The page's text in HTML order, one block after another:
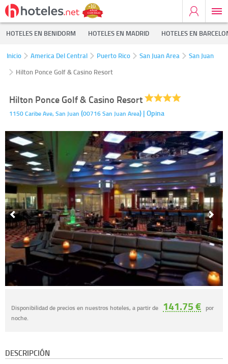
HOTELES EN BENIDORM HOTELES EN MADRID HOTELES EN
Inicio America Del Central Puerto Rico San Juan Area
San Juan
Hilton Ponce Golf & Casino Resort
Hilton Ponce Golf & Casino Resort
1150 Caribe Ave,San Juan (00716San Juan Area) | Opina
Disponibilidad de precios en nuestros hoteles, a partir de 141.75 € por
noche.
DESCRIPCIÓN